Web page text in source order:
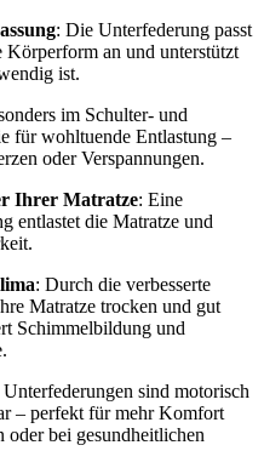
: Die Unterfederung passt
an und unterstützt
ist.
im Schulter- und
für wohltuende Entlastung –
oder Verspannungen.
Ihrer Matratze: Eine
entlastet die Matratze und
: Durch die verbesserte
Matratze trocken und gut
Schimmelbildung und
sind motorisch
– perfekt für mehr Komfort
oder bei gesundheitlichen